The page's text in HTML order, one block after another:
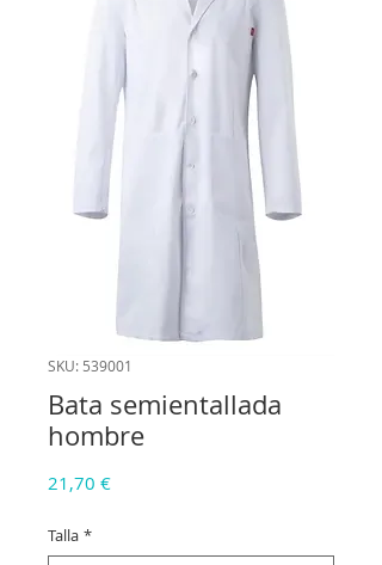
SKU: 539001
Bata semientallada
hombre
21,70 €Precio
Talla *